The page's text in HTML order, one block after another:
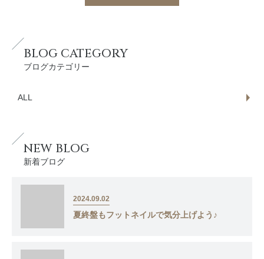
BLOG CATEGORY
ブログカテゴリー
ALL
NEW BLOG
新着ブログ
2024.09.02
夏終盤もフットネイルで気分上げよう♪